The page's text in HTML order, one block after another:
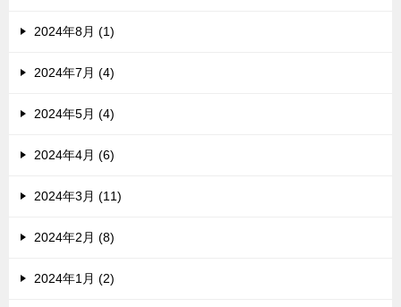
2024年8月 (1)
2024年7月 (4)
2024年5月 (4)
2024年4月 (6)
2024年3月 (11)
2024年2月 (8)
2024年1月 (2)